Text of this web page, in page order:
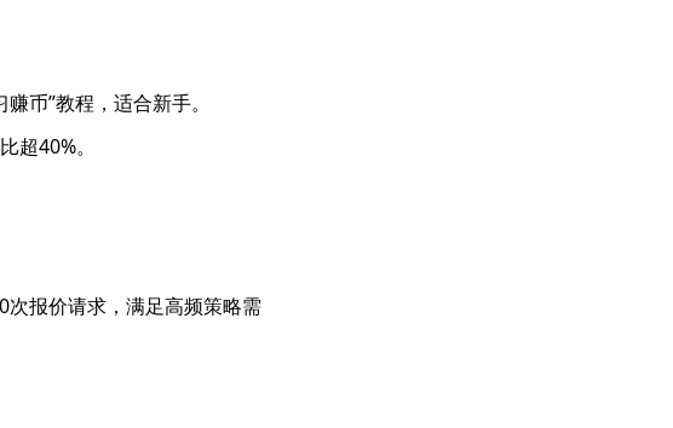
币”教程，适合新手。
超40%。
报价请求，满足高频策略需